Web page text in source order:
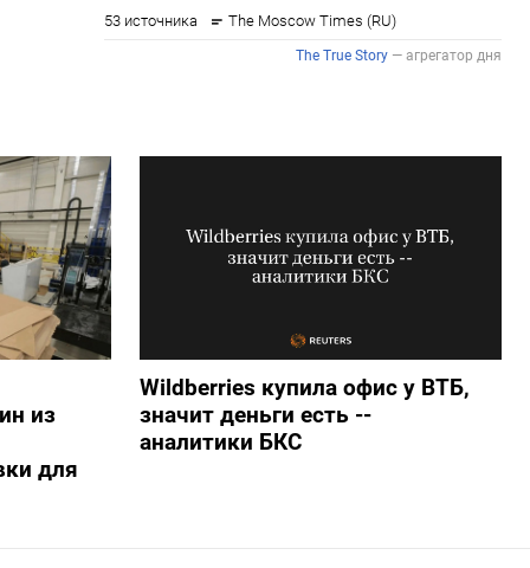
из
для
Wildberries купила офис у ВТБ,
значит деньги есть --
аналитики БКС